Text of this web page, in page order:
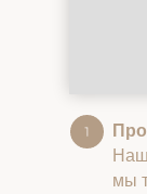
мы